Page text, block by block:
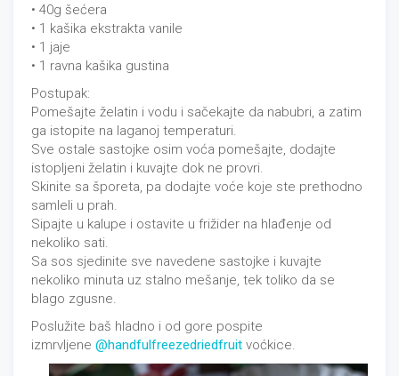
• 40g šećera
• 1 kašika ekstrakta vanile
• 1 jaje
• 1 ravna kašika gustina
Postupak:
Pomešajte želatin i vodu i sačekajte da nabubri, a zatim
ga istopite na laganoj temperaturi.
Sve ostale sastojke osim voća pomešajte, dodajte
istopljeni želatin i kuvajte dok ne provri.
Skinite sa šporeta, pa dodajte voće koje ste prethodno
samleli u prah.
Sipajte u kalupe i ostavite u frižider na hlađenje od
nekoliko sati.
Sa sos sjedinite sve navedene sastojke i kuvajte
nekoliko minuta uz stalno mešanje, tek toliko da se
blago zgusne.
Poslužite baš hladno i od gore pospite
izmrvljene @handfulfreezedriedfruit voćkice.